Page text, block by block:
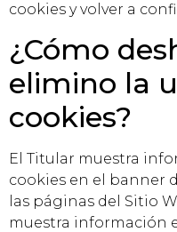
cookies y volver a
¿Cómo
elimino la
cookies?
El Titular muestra
cookies en el banner
las páginas del Sitio
muestra información